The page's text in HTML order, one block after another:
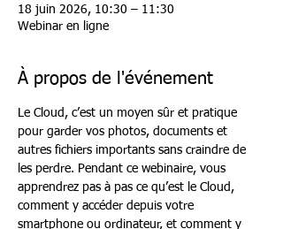
18 juin 2026, 10:30 – 11:30
Webinar en ligne
À propos de l'événement
Le Cloud, c’est un moyen sûr et pratique
pour garder vos photos, documents et
autres fichiers importants sans craindre de
les perdre. Pendant ce webinaire, vous
apprendrez pas à pas ce qu’est le Cloud,
comment y accéder depuis votre
smartphone ou ordinateur, et comment y